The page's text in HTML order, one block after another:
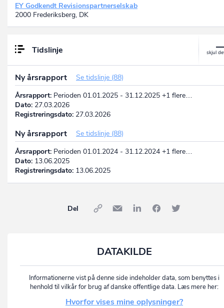
EY Godkendt Revisionspartnerselskab
2000 Frederiksberg, DK
Tidslinje
Ny årsrapport
Se tidslinje (88)
Årsrapport: Perioden 01.01.2025 - 31.12.2025 +1 flere…
Dato: 27.03.2026
Registreringsdato: 27.03.2026
Ny årsrapport
Se tidslinje (88)
Årsrapport: Perioden 01.01.2024 - 31.12.2024 +1 flere…
Dato: 13.06.2025
Registreringsdato: 13.06.2025
Del
DATAKILDE
Informationerne vist på denne side indeholder data, som benyttes i
henhold til vilkår for brug af danske offentlige data. Læs mere her:
Hvorfor vises mine oplysninger?